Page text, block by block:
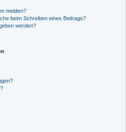
melden?
beim Schreiben eines Beitrags?
werden?